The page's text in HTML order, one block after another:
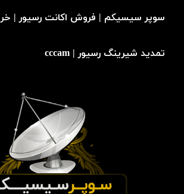
سوپر سیسیکم | فروش اکانت رسیور |
تمدید شیرینگ رسیور | cccam